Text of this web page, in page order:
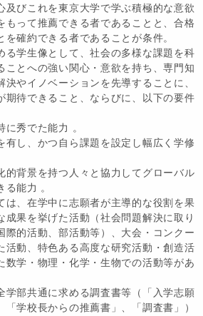
及びこれを東京大学で学ぶ積極的な意欲
もって推薦できる者であることと、合格
を確約できる者であることが条件。
る学生像として、社会の多様な課題を科
ことへの強い関心・意欲を持ち、専門知
やイノベーションを先導することに、
期待できること、ならびに、以下の要件
秀でた能力 。
し、かつ自ら課題を設定し幅広く学修
背景を持つ人々と協力してグローバル
能力 。
は、在学中に志願者が主導的な役割を果
成果を挙げた活動（社会問題解決に取り
際的活動、部活動等）、大会・コンクー
活動、特色ある高度な研究活動・創造活
数学・物理・化学・生物での活動等があ
学部共通に求める調査書等（「入学志願
「学校長からの推薦書」、「調査書」）